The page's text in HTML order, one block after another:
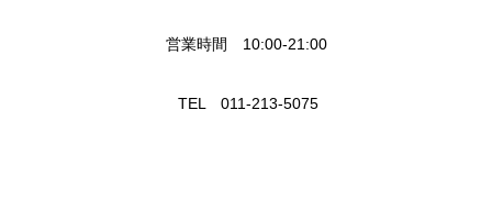
営業時間 10:00-21:00
TEL 011-213-5075